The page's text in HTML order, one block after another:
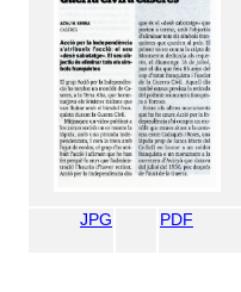
JPG PDF